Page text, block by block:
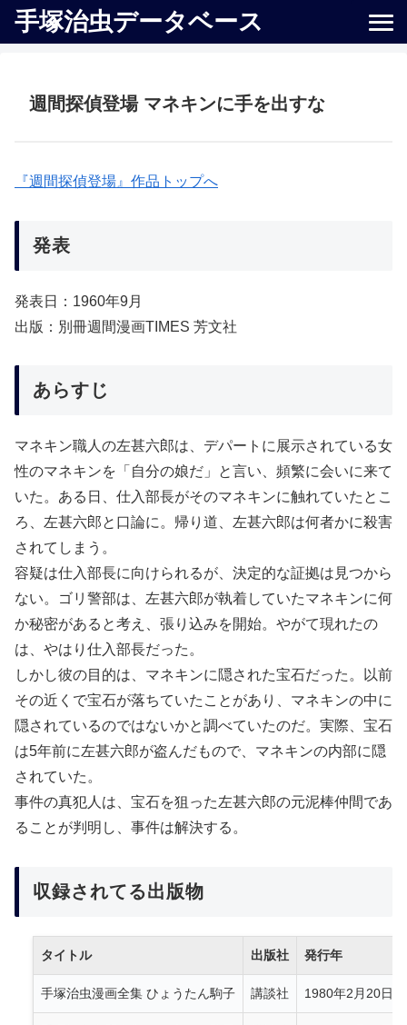
手塚治虫データベース
週間探偵登場 マネキンに手を出すな
『週間探偵登場』作品トップへ
発表
発表日：1960年9月
出版：別冊週間漫画TIMES 芳文社
あらすじ
マネキン職人の左甚六郎は、デパートに展示されている女
性のマネキンを「自分の娘だ」と言い、頻繁に会いに来て
いた。ある日、仕入部長がそのマネキンに触れていたとこ
ろ、左甚六郎と口論に。帰り道、左甚六郎は何者かに殺害
されてしまう。
容疑は仕入部長に向けられるが、決定的な証拠は見つから
ない。ゴリ警部は、左甚六郎が執着していたマネキンに何
か秘密があると考え、張り込みを開始。やがて現れたの
は、やはり仕入部長だった。
しかし彼の目的は、マネキンに隠された宝石だった。以前
その近くで宝石が落ちていたことがあり、マネキンの中に
隠されているのではないかと調べていたのだ。実際、宝石
は5年前に左甚六郎が盗んだもので、マネキンの内部に隠
されていた。
事件の真犯人は、宝石を狙った左甚六郎の元泥棒仲間であ
ることが判明し、事件は解決する。
収録されてる出版物
タイトル 出版社 発行年
手塚治虫漫画全集 ひょうたん駒子 講談社 1980年2月20日